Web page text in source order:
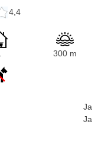
4,4
300 m
Ja
Ja